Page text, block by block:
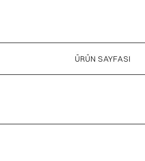
ÜRÜN SAYFASI